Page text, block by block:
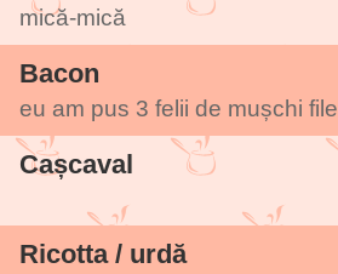
mică-mică
Bacon
eu am pus 3 felii de mușchi file
Cașcaval
Ricotta / urdă